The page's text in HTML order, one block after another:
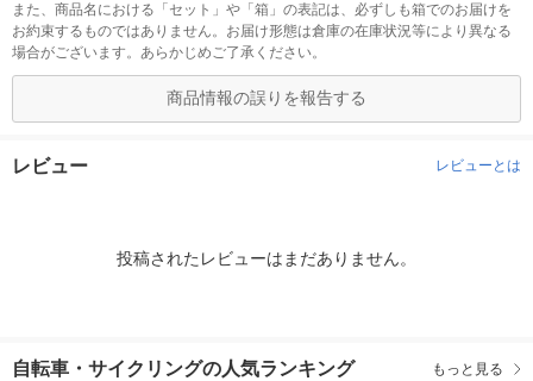
また、商品名における「セット」や「箱」の表記は、必ずしも箱でのお届けを
お約束するものではありません。お届け形態は倉庫の在庫状況等により異なる
場合がございます。あらかじめご了承ください。
商品情報の誤りを報告する
レビュー レビューとは
投稿されたレビューはまだありません。
自転車・サイクリングの人気ランキング もっと見る